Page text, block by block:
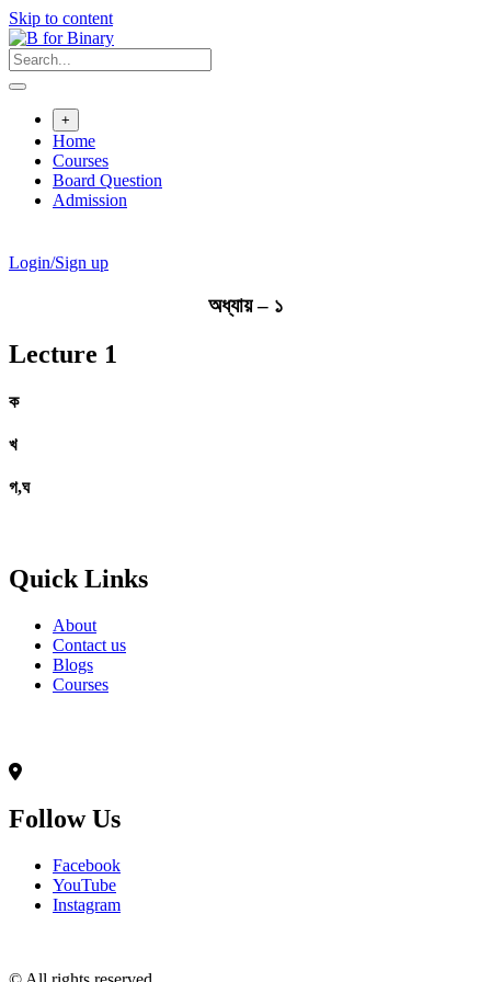
Skip to content
+
Home
Courses
Board Question
Admission
Login/Sign up
অধ্যায় – ১
Lecture 1
ক
খ
গ,ঘ
Quick Links
About
Contact us
Blogs
Courses
Follow Us
Facebook
YouTube
Instagram